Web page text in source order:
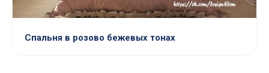
Спальня в розово бежевых тонах